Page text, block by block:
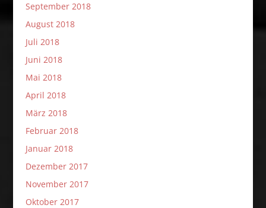
September 2018
August 2018
Juli 2018
Juni 2018
Mai 2018
April 2018
März 2018
Februar 2018
Januar 2018
Dezember 2017
November 2017
Oktober 2017